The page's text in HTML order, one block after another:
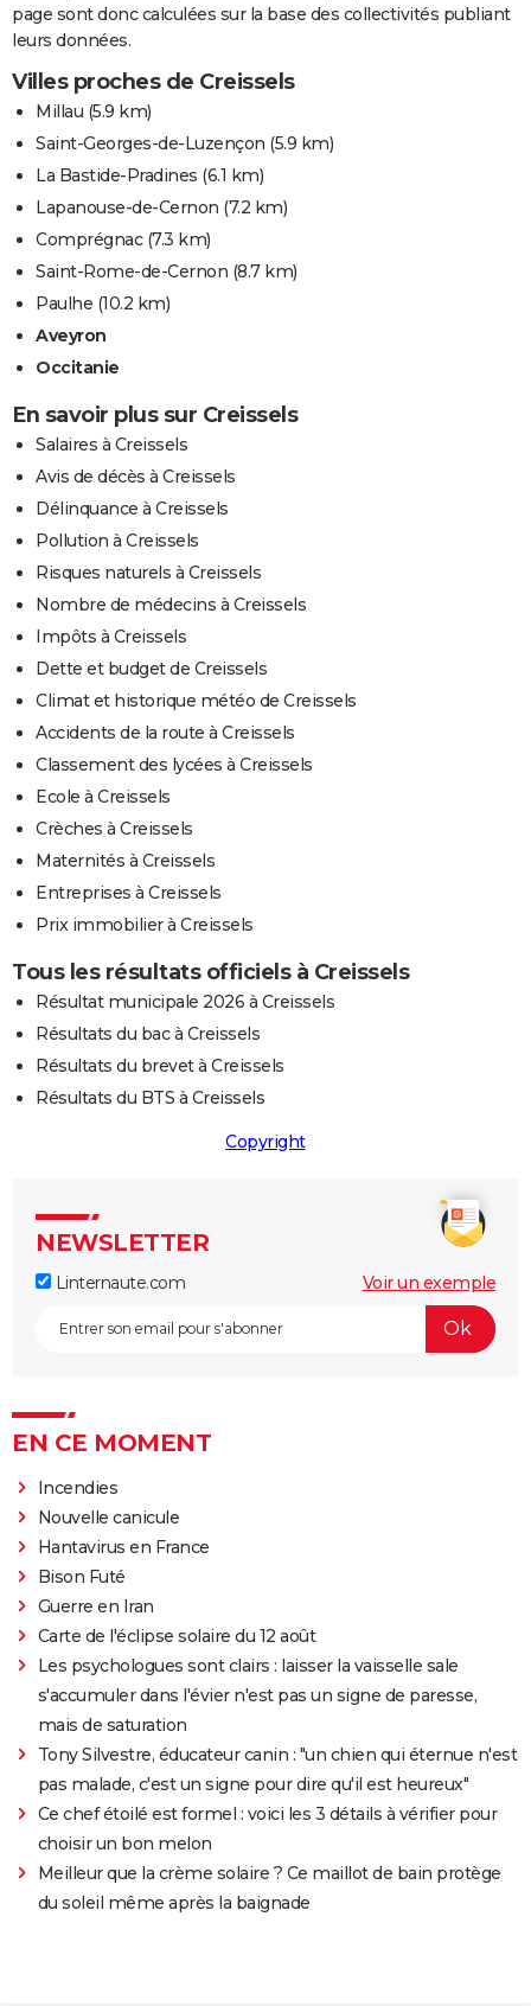
page sont donc calculées sur la base des collectivités publiant
leurs données.
Villes proches de Creissels
Millau (5.9 km)
Saint-Georges-de-Luzençon (5.9 km)
La Bastide-Pradines (6.1 km)
Lapanouse-de-Cernon (7.2 km)
Comprégnac(7.3 km)
Saint-Rome-de-Cernon (8.7 km)
Paulhe (10.2 km)
Aveyron
Occitanie
En savoir plus sur Creissels
Salaires à Creissels
Avis de décès à Creissels
Délinquance à Creissels
Pollution à Creissels
Risques naturels à Creissels
Nombre de médecins à Creissels
Impôts à Creissels
Dette et budget de Creissels
Climat et historique météo de Creissels
Accidents de la route à Creissels
Classement des lycées à Creissels
Ecole à Creissels
Crèches à Creissels
Maternités à Creissels
Entreprises à Creissels
Prix immobilier à Creissels
Tous les résultats officiels à Creissels
Résultat municipale 2026 à Creissels
Résultats du bac à Creissels
Résultats du brevet à Creissels
Résultats du BTS à Creissels
Copyright
NEWSLETTER
Linternaute.com Voir un exemple
EN CE MOMENT
Incendies
Nouvelle canicule
Hantavirus en France
Bison Futé
Guerre en Iran
Carte de l'éclipse solaire du 12 août
Les psychologues sont clairs : laisser la vaisselle sale
s'accumuler dans l'évier n'est pas un signe de paresse,
mais de saturation
Tony Silvestre, éducateur canin : "un chien qui éternue n'est
pas malade, c'est un signe pour dire qu'il est heureux"
Ce chef étoilé est formel : voici les 3 détails à vérifier pour
choisir un bon melon
Meilleur que la crème solaire ? Ce maillot de bain protège
du soleil même après la baignade